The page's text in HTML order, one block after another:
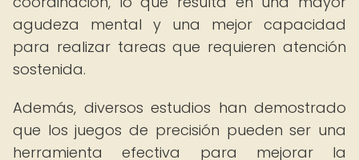
agudeza mental y una mejor capacidad
para realizar tareas que requieren atención
sostenida.
Además, diversos estudios han demostrado
que los juegos de precisión pueden ser una
herramienta efectiva para mejorar la